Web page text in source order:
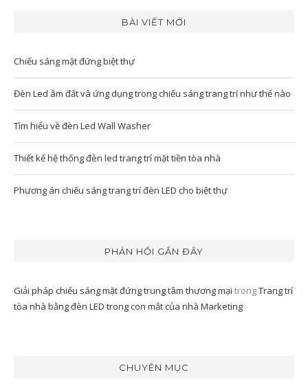
BÀI VIẾT MỚI
Chiếu sáng mặt đứng biệt thự
Đèn Led âm đất và ứng dụng trong chiếu sáng trang trí như thế nào
Tìm hiểu về đèn Led Wall Washer
Thiết kế hệ thống đèn led trang trí mặt tiền tòa nhà
Phương án chiếu sáng trang trí đèn LED cho biệt thự
PHẢN HỒI GẦN ĐÂY
Giải pháp chiếu sáng mặt đứng trung tâm thương mại trongTrang trí
tòa nhà bằng đèn LED trong con mắt của nhà Marketing
CHUYÊN MỤC